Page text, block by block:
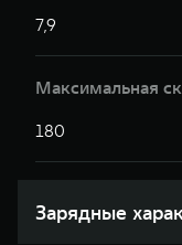
7,9
Максимальная
180
Зарядные